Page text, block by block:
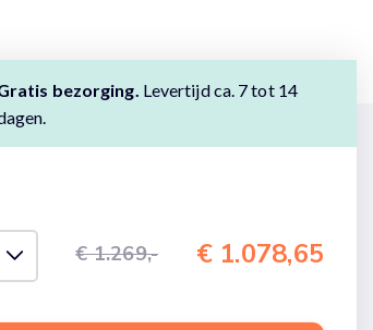
bezorging. Levertijd ca. 7 tot 14
€ 1.269,- € 1.078,65